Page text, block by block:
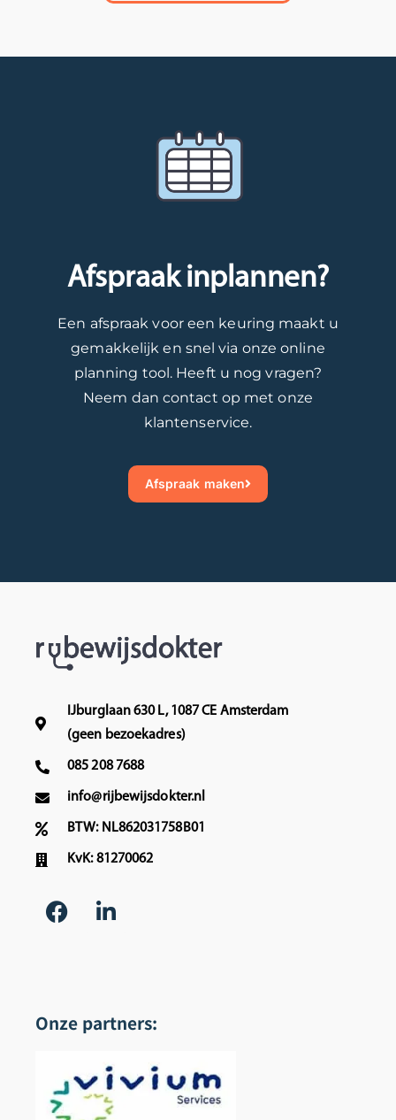
Afspraak inplannen?
Een afspraak voor een keuring maakt u
gemakkelijk en snel via onze online
planning tool. Heeft u nog vragen?
Neem dan contact op met onze
klantenservice.
Afspraak maken
IJburglaan 630 L, 1087 CE Amsterdam
(geen bezoekadres)
085 208 7688
info@rijbewijsdokter.nl
BTW: NL862031758B01
KvK: 81270062
Onze partners: